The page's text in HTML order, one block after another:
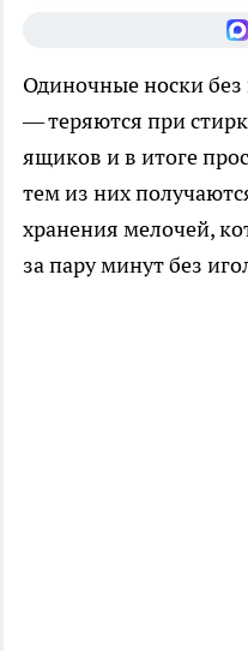
Одиночные носки
— теряются при
ящиков и в итоге
тем из них
хранения мелочей,
за пару минут без